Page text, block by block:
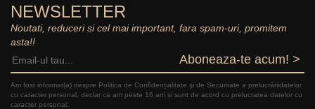
NEWSLETTER
Noutati, reduceri si cel mai important, fara spam-uri, promitem
asta!!
Aboneaza-te acum! >
Am fost informat(a) despre Politica de Confidențialitate şi de Securitate a prelucrăriidatelor
cu caracter personal, declar ca am peste 16 ani și sunt de acord cu prelucrarea datelor cu
caracter personal: